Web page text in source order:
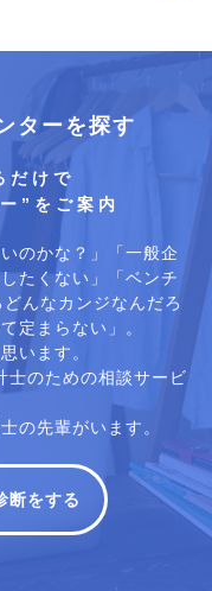
ターを探す
だけで
”をご案内
のかな？」「一般企
たくない」「ベンチ
んなカンジなんだろ
定まらない」。
います。
士のための相談サービ
の先輩がいます。
断をする